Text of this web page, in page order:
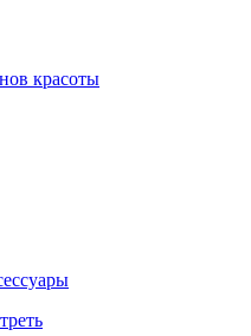
красоты